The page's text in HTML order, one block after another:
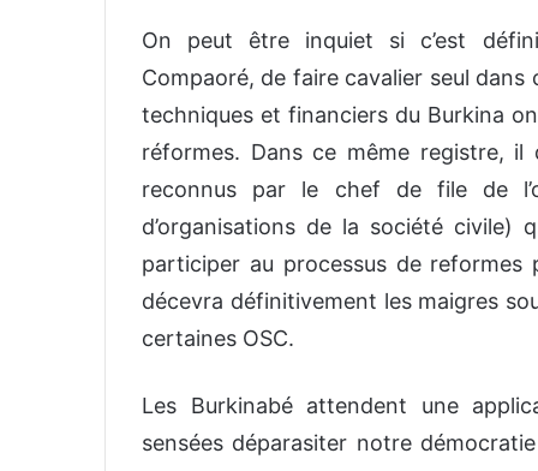
On peut être inquiet si c’est
Compaoré, de faire cavalier seul
techniques et financiers du Burkina
réformes. Dans ce même registre,
reconnus par le chef de file de
d’organisations de la société civile)
participer au processus de reformes
décevra définitivement les maigres
certaines OSC.
Les Burkinabé attendent une
sensées déparasiter notre